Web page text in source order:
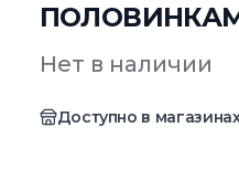
Нет в наличии
Доступно в